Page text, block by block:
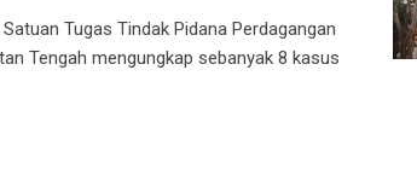
Satuan Tugas Tindak Pidana Perdagangan
Tengah mengungkap sebanyak 8 kasus